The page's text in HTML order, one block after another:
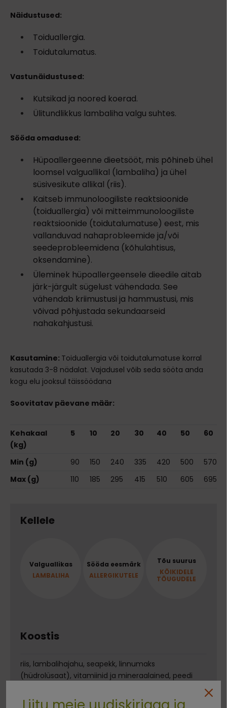
Näidustused:
Toiduallergia.
Toidutalumatus.
Vastunäidustused:
Kutsikad ja noored koerad.
Ülitundlikkus lambaliha valgu suhtes.
Sööda omadused:
Hüpoallergeenne dieetsööt, mis põhineb ühel
loomsel valguallikal (lambaliha) ja ühel
süsivesikute allikal (riis).
Kaitseb immunoloogiliste reaktsioonide
(toiduallergia) või mitteimmunoloogiliste
reaktsioonide (toidutalumatuse) eest, mis
vallanduvad nahaprobleemide ja/või
seedeprobleemidena (kõhulahtisus,
oksendamine).
Üleminek hüpoallergeensele dieedile aitab
järk-järgult sügelust vähendada. See
vähendab kriimustusi ja hammustusi, mis
võivad põhjustada sekundaarseid
nahakahjustusi.
Kasutamine: Toiduallergia või toidutalumatuse korral
kasutada 3-8 nädalat. Vajadusel võib seda sööta anda
kogu elu jooksul täissöödana
Soovitatav päevane määr:
Kehakaal
(kg)
5 10 20 30 40 50 60
Min (g) 90 150 240 335 420 500
570
Max (g)
110 185 295 415 510 605 695
Kellele
Valguallikas
LAMBALIHA
Sööda eesmärk
ALLERGIKUTELE
Tõu suurus
KÕIKIDELE
TÕUGUDELE
Koostis
riis, lambalihajahu, seapekk, linnumaks
(hüdrolüsaat), vitamiinid ja mineraalained, peedi